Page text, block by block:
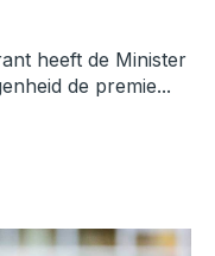
heeft de Minister
de premie...